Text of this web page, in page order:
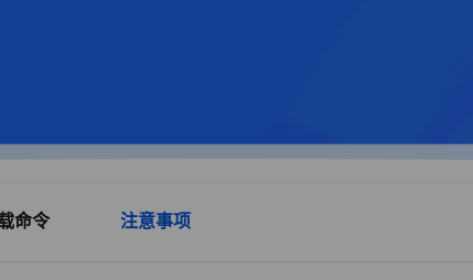
命令 注意事项